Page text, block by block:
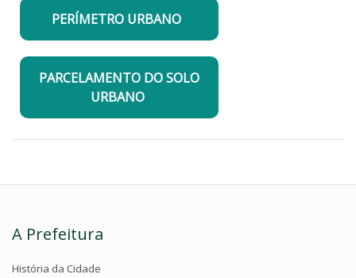
PERÍMETRO URBANO
PARCELAMENTO DO SOLO
URBANO
A Prefeitura
História da Cidade